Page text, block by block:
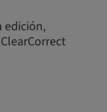
edición,